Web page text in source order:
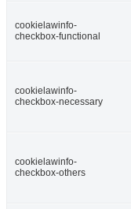
cookielawinfo-
checkbox-functional
cookielawinfo-
checkbox-necessary
cookielawinfo-
checkbox-others